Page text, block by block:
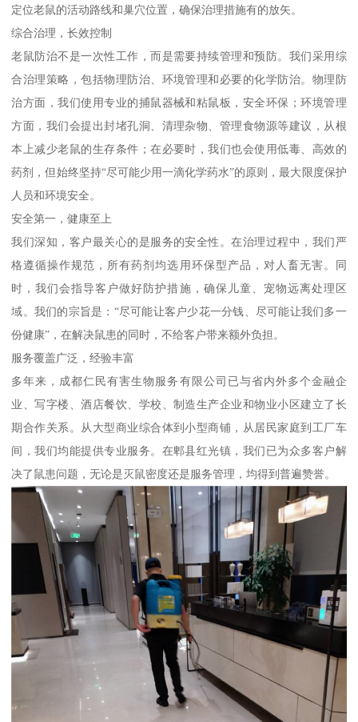
定位老鼠的活动路线和巢穴位置，确保治理措施有的放矢。
综合治理，长效控制
老鼠防治不是一次性工作，而是需要持续管理和预防。我们采用综
合治理策略，包括物理防治、环境管理和必要的化学防治。物理防
治方面，我们使用专业的捕鼠器械和粘鼠板，安全环保；环境管理
方面，我们会提出封堵孔洞、清理杂物、管理食物源等建议，从根
本上减少老鼠的生存条件；在必要时，我们也会使用低毒、高效的
药剂，但始终坚持“尽可能少用一滴化学药水”的原则，最大限度保护
人员和环境安全。
安全第一，健康至上
我们深知，客户最关心的是服务的安全性。在治理过程中，我们严
格遵循操作规范，所有药剂均选用环保型产品，对人畜无害。同
时，我们会指导客户做好防护措施，确保儿童、宠物远离处理区
域。我们的宗旨是：“尽可能让客户少花一分钱、尽可能让我们多一
份健康”，在解决鼠患的同时，不给客户带来额外负担。
服务覆盖广泛，经验丰富
多年来，成都仁民有害生物服务有限公司已与省内外多个金融企
业、写字楼、酒店餐饮、学校、制造生产企业和物业小区建立了长
期合作关系。从大型商业综合体到小型商铺，从居民家庭到工厂车
间，我们均能提供专业服务。在郫县红光镇，我们已为众多客户解
决了鼠患问题，无论是灭鼠密度还是服务管理，均得到普遍赞誉。